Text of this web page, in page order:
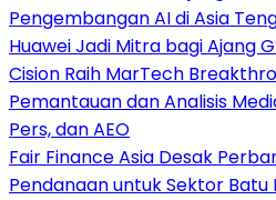
Pengembangan AI di Asia
Huawei Jadi Mitra bagi Ajang
Cision Raih MarTech
Pemantauan dan Analisis
Pers, dan AEO
Fair Finance Asia Desak
Pendanaan untuk Sektor Batu